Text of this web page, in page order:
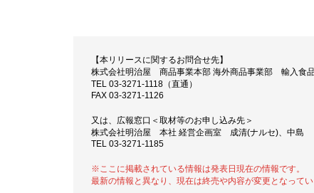
【本リリースに関するお問合せ先】
株式会社明治屋 商品事業本部 海外商品事業部 輸入食
TEL 03-3271-1118（直通）
FAX 03-3271-1126
又は、広報窓口＜取材等のお申し込み先＞
株式会社明治屋 本社 経営企画室 成清(ナルセ)、中島
TEL 03-3271-1185
※ここに掲載されている情報は発表日現在の情報です。
最新の情報と異なり、現在は終売や内容が変更となって